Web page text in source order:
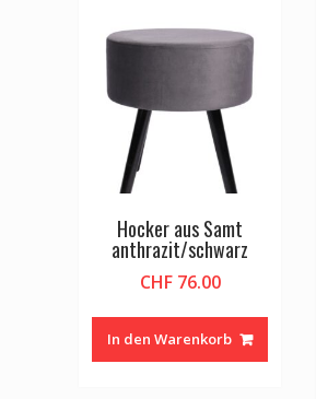
Hocker aus Samt
anthrazit/schwarz
CHF76.00
In den Warenkorb